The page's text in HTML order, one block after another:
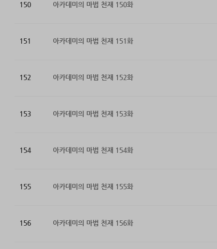
150 아카데미의 마법 천재 150화
151 아카데미의 마법 천재 151화
152 아카데미의 마법 천재 152화
153 아카데미의 마법 천재 153화
154 아카데미의 마법 천재 154화
155 아카데미의 마법 천재 155화
156 아카데미의 마법 천재 156화